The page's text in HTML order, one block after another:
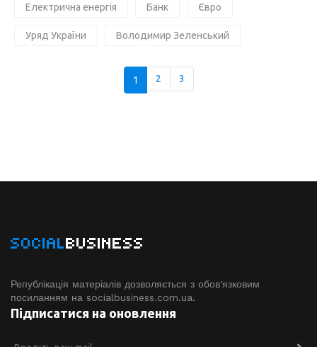
Електрична енергія Банк Євро
Уряд України Володимир Зеленський
1 2 3
SOCIALBUSINESS
Републікація матеріалів дозволяється з обов'язковим
посиланням на socialbusiness.com.ua.
Підписатися на оновлення